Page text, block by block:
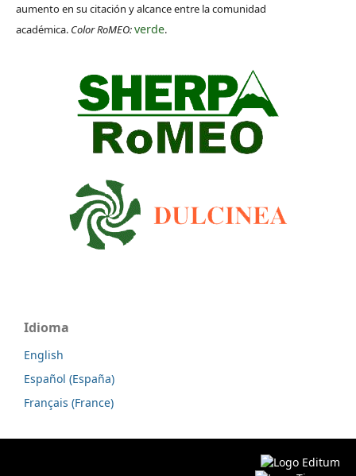
aumento en su citación y alcance entre la comunidad
académica. Color RoMEO:verde.
Idioma
English
Español (España)
Français (France)